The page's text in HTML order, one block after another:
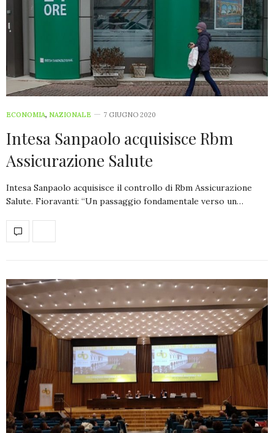
ECONOMIA, NAZIONALE 7 GIUGNO 2020
Intesa Sanpaolo acquisisce Rbm
Assicurazione Salute
Intesa Sanpaolo acquisisce il controllo di Rbm Assicurazione
Salute. Fioravanti: “Un passaggio fondamentale verso un…